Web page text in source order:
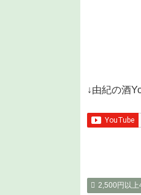
↓由紀の酒
2,500円以